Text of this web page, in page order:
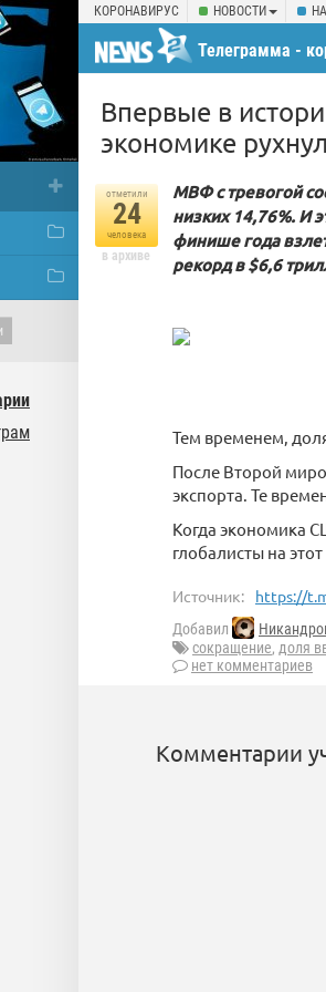
КОРОНАВИРУС НОВОСТИ
Телеграмма -
Впервые в
экономике
отметили
24
человека
в архиве
МВФ с тревогой
низких 14,76%. И
финише года
рекорд в $6,6
Тем временем,
После Второй
экспорта. Те
Когда экономика
глобалисты на этот
Источник: https://
Добавил
сокращение, доля
нет комментариев
Комментарии